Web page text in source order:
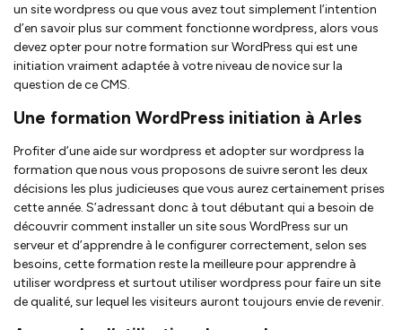
un site wordpress ou que vous avez tout simplement l’intention
d’en savoir plus sur comment fonctionne wordpress, alors vous
devez opter pour notre formation sur WordPress qui est une
initiation vraiment adaptée à votre niveau de novice sur la
question de ce CMS.
Une formation WordPress initiation à Arles
Profiter d’une aide sur wordpress et adopter sur wordpress la
formation que nous vous proposons de suivre seront les deux
décisions les plus judicieuses que vous aurez certainement prises
cette année. S’adressant donc à tout débutant qui a besoin de
découvrir comment installer un site sous WordPress sur un
serveur et d’apprendre à le configurer correctement, selon ses
besoins, cette formation reste la meilleure pour apprendre à
utiliser wordpress et surtout utiliser wordpress pour faire un site
de qualité, sur lequel les visiteurs auront toujours envie de revenir.